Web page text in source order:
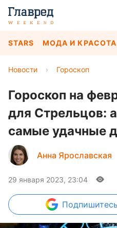
STARS МОДА И КРАСОТА
Новости › Гороскоп
Гороскоп на
для Стрельцов:
самые удачные
Анна Ярославская
29 января 2023, 23:04
Подпишитесь